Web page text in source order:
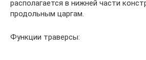
располагается в нижней части
продольным царгам.
Функции траверсы: